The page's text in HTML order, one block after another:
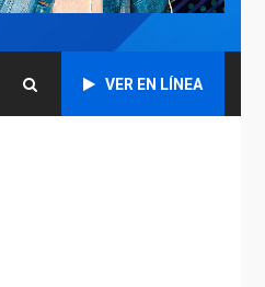
VER EN LÍNEA
ÚLTIMA HORA
Mariño fortalece
capacidad operativa
con flota vehicular de
60 unidades